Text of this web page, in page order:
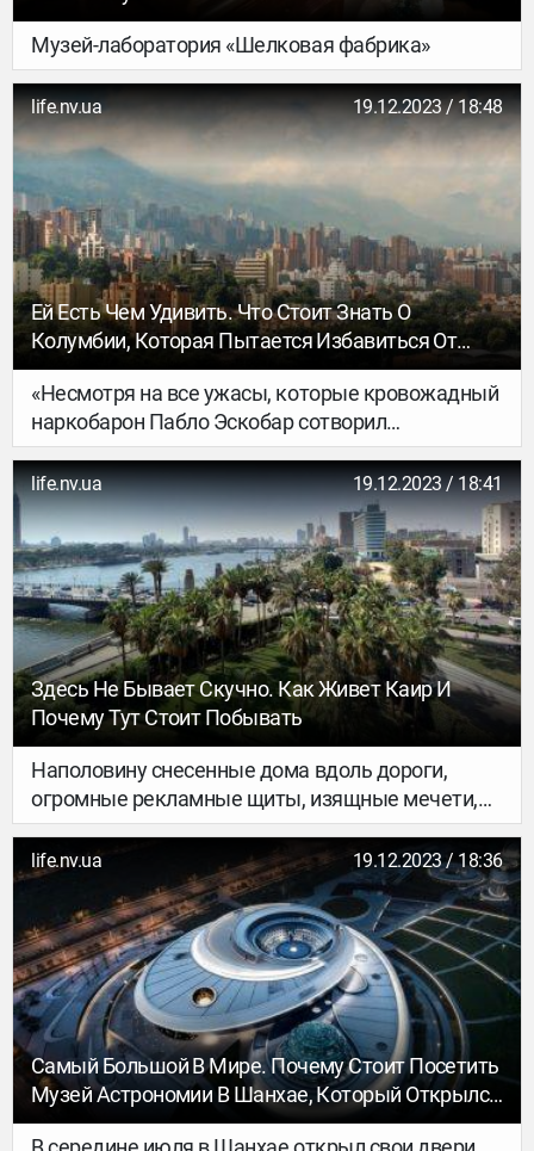
Музей-лаборатория «Шелковая фабрика»
life.nv.ua 19.12.2023 / 18:48
Ей Есть Чем Удивить. Что Стоит Знать О
Колумбии, Которая Пытается Избавиться От
Имиджа Страны Постоянной Опасности И
Наркокартелей
«Несмотря на все ужасы, которые кровожадный
наркобарон Пабло Эскобар сотворил
с Колумбией, отношение к нему здесь
неоднозначное, — рассказывает НВ побывавшая
там Елена Волошина. — При нас букет на его
могилу положили молодые люди, а когда
мы спросили, за что они так уважают Эскобара,
они ответили: «Он много делал для бедных».
life.nv.ua 19.12.2023 / 18:41
Здесь Не Бывает Скучно. Как Живет Каир И
Почему Тут Стоит Побывать
Наполовину снесенные дома вдоль дороги,
огромные рекламные щиты, изящные мечети,
километры торговых рядов, высотные
стеклянные кондоминиумы, величественный
Нил, — таким впервые предстает Каир из окна
туристического автобуса.
life.nv.ua 19.12.2023 / 18:36
Самый Большой В Мире. Почему Стоит Посетить
Музей Астрономии В Шанхае, Который Открылся
В Июле